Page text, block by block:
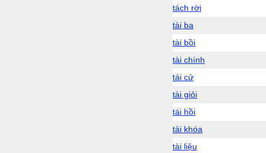
tách rời
tài ba
tài bồi
tài chính
tái cử
tài giỏi
tái hồi
tài khóa
tài liệu